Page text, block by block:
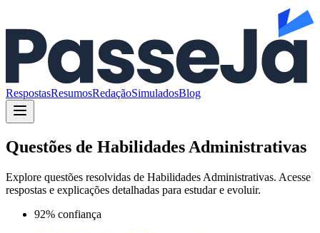
RespostasResumosRedaçãoSimuladosBlog
Questões de Habilidades Administrativas
Explore questões resolvidas de Habilidades Administrativas. Acesse
respostas e explicações detalhadas para estudar e evoluir.
92% confiança